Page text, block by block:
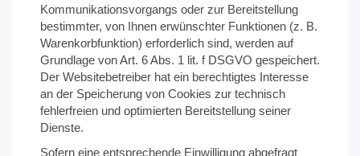
Kommunikationsvorgangs oder zur Bereitstellung
bestimmter, von Ihnen erwünschter Funktionen (z. B.
Warenkorbfunktion) erforderlich sind, werden auf
Grundlage von Art. 6 Abs. 1 lit. f DSGVO gespeichert.
Der Websitebetreiber hat ein berechtigtes Interesse
an der Speicherung von Cookies zur technisch
fehlerfreien und optimierten Bereitstellung seiner
Dienste.
Sofern eine entsprechende Einwilligung abgefragt